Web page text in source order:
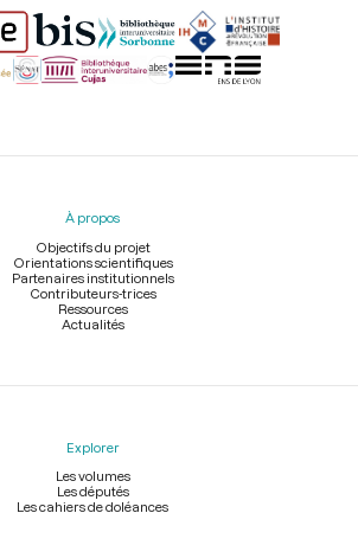
À propos
Objectifs du projet
Orientations scientifiques
Partenaires institutionnels
Contributeurs-trices
Ressources
Actualités
Explorer
Les volumes
Les députés
Les cahiers de doléances